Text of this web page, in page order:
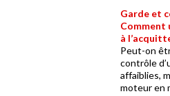
Garde et
Comment
à
Peut-on
contrôle
affaiblies,
moteur en